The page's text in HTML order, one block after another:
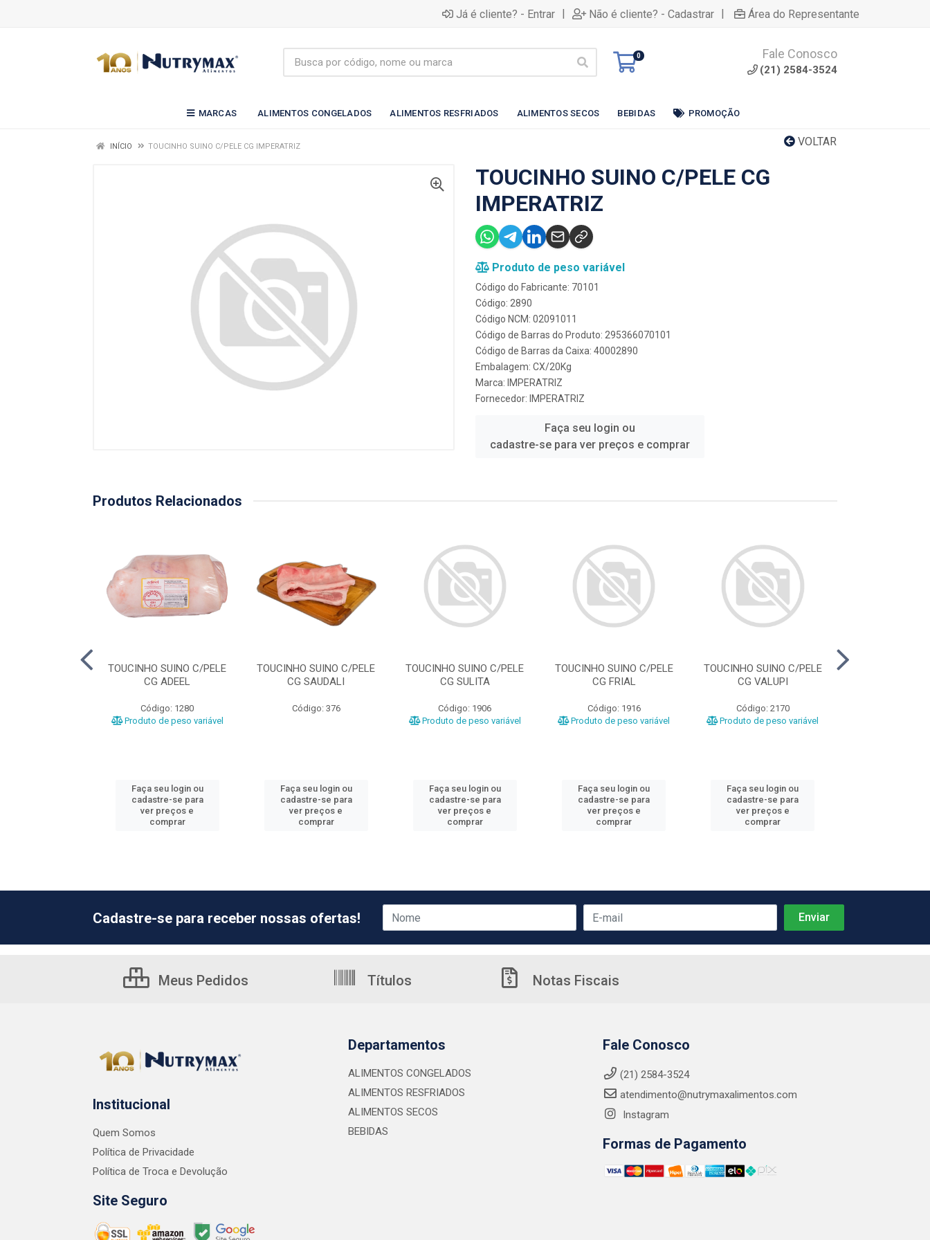
Já é cliente? - Entrar | Não é cliente? - Cadastrar | Área do Representante
0 Fale Conosco
(21) 2584-3524
MARCAS ALIMENTOS CONGELADOS ALIMENTOS RESFRIADOS ALIMENTOS SECOS BEBIDAS PROMOÇÃO
VOLTAR
INÍCIO TOUCINHO SUINO C/PELE CG IMPERATRIZ
TOUCINHO SUINO C/PELE CG
IMPERATRIZ
Produto de peso variável
Código do Fabricante: 70101
Código: 2890
Código NCM: 02091011
Código de Barras do Produto: 295366070101
Código de Barras da Caixa: 40002890
Embalagem: CX/20Kg
Marca: IMPERATRIZ
Fornecedor: IMPERATRIZ
Faça seu login ou
cadastre-se para ver preços e comprar
Produtos Relacionados
TOUCINHO SUINO C/PELE
CG ADEEL
Código: 1280
Produto de peso variável
Faça seu login ou
cadastre-se para
ver preços e
comprar
TOUCINHO SUINO C/PELE
CG SAUDALI
Código: 376
Faça seu login ou
cadastre-se para
ver preços e
comprar
TOUCINHO SUINO C/PELE
CG SULITA
Código: 1906
Produto de peso variável
Faça seu login ou
cadastre-se para
ver preços e
comprar
TOUCINHO SUINO C/PELE
CG FRIAL
Código: 1916
Produto de peso variável
Faça seu login ou
cadastre-se para
ver preços e
comprar
TOUCINHO SUINO C/PELE
CG VALUPI
Código: 2170
Produto de peso variável
Faça seu login ou
cadastre-se para
ver preços e
comprar
Cadastre-se para receber nossas ofertas!
Meus Pedidos Títulos Notas Fiscais
Institucional
Quem Somos
Política de Privacidade
Política de Troca e Devolução
Site Seguro
Departamentos
ALIMENTOS CONGELADOS
ALIMENTOS RESFRIADOS
ALIMENTOS SECOS
BEBIDAS
Fale Conosco
(21) 2584-3524
atendimento@nutrymaxalimentos.com
Instagram
Formas de Pagamento